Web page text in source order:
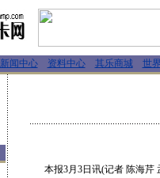
新闻中心 资料中心 其乐商城 世
本报3月3日讯(记者 陈海芹